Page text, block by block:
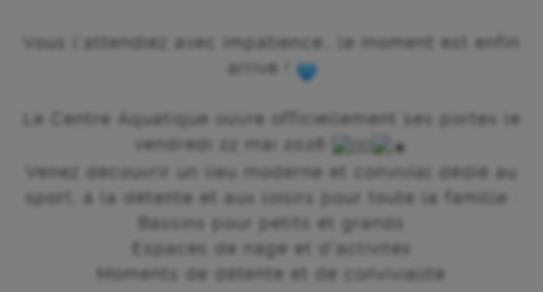
Vous l’attendiez avec impatience… le moment est enfin
arrivé !
Le Centre Aquatique ouvre officiellement ses portes le
vendredi 22 mai 2026
Venez découvrir un lieu moderne et convivial dédié au
sport, à la détente et aux loisirs pour toute la famille :
Bassins pour petits et grands
Espaces de nage et d’activités
Moments de détente et de convivialité